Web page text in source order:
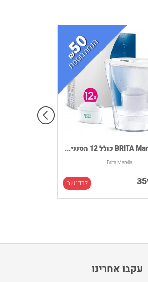
Brita Marella
לרכישה
עקבו אחרינו